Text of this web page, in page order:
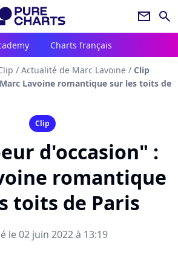
newsletter search
Charts français
/ Actualité de Marc Lavoine / Clip
Lavoine romantique sur les toits de
Clip
d'occasion" :
romantique
toits de Paris
le 02 juin 2022 à 13:19